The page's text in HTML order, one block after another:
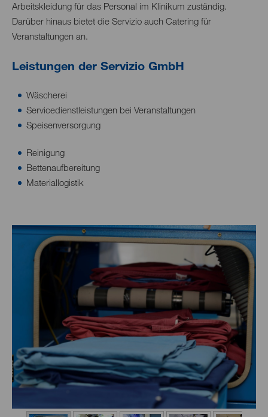
Arbeitskleidung für das Personal im Klinikum zuständig.
Darüber hinaus bietet die Servizio auch Catering für
Veranstaltungen an.
Leistungen der Servizio GmbH
Wäscherei
Servicedienstleistungen bei Veranstaltungen
Speisenversorgung
Reinigung
Bettenaufbereitung
Materiallogistik